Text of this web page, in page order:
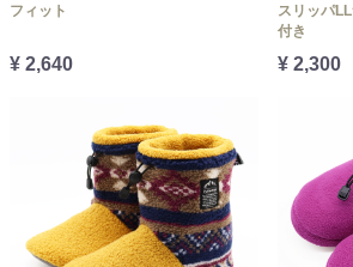
フィット
¥ 2,640
スリッパ
付き
¥ 2,300